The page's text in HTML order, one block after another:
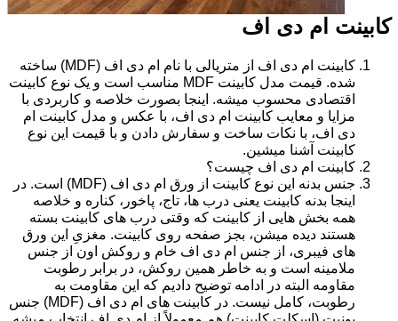
کابینت ام دی اف
کابینت ام دی اف از متریالی با نام ام دی اف (MDF) ساخته
شده. قیمت مدل کابینت MDF مناسب است و یک نوع کابینت
اقتصادی محسوب میشه. اینجا بصورت خلاصه و کاربردی با
مزایا و معایب کابینت ام دی اف، با عکس و مدل کابینت ام
دی اف، با نکات ساخت و سفارش دادن و با قیمت این نوع
کابینت آشنا میشین.
کابینت ام دی اف چیست؟
جنس بدنه این نوع کابینت از ورق ام دی اف (MDF) است. در
اینجا بدنه کابینت یعنی درب ها، تاج، پاخور، کناره و خلاصه
همه بخش هایی از کابینت که وقتی درب های کابینت بسته
هستند دیده میشن، بجز صفحه روی کابینت. مغزیِ این ورق
های فیبری، از جنس ام دی اف خام و روکش اون از جنس
ملامینه است و به خاطر همین روکش، در برابر رطوبت
مقاومه البته در ادامه توضیح دادیم که این مقاومت به
رطوبت، کامل نیست. در کابینت های ام دی اف (MDF) جنس